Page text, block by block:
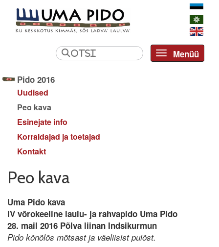
Toggle
Menüü
Pido 2016
Uudised
Peo kava
Esinejate info
Korraldajad ja toetajad
Kontakt
Peo kava
Uma Pido kava
IV võrokeeline laulu- ja rahvapido Uma Pido
28. mail 2016 Põlva liinan Indsikurmun
Pido kõnõlõs mõtsast ja väeliisist puiõst.